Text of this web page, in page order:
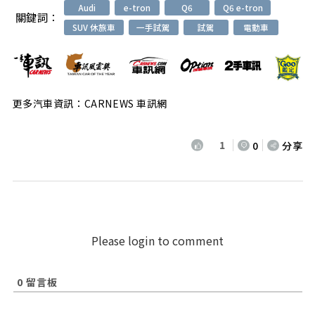
關鍵詞：
Audi e-tron Q6
Q6 e-tron
SUV 休旅車
一手試駕 試駕 電動車
更多汽車資訊：CARNEWS 車訊網
1 0 分享
Please login to comment
0 留言板